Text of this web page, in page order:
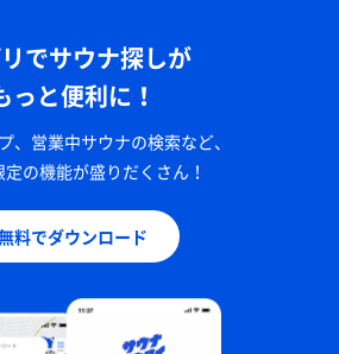
でサウナ探しが
っと便利に！
、営業中サウナの検索など、
の機能が盛りだくさん！
料でダウンロード